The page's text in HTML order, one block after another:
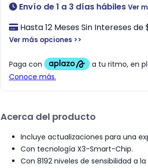
Envío de 1 a 3 días hábiles Ver
Hasta 12 Meses Sin Intereses de
Ver más opciones >>
Acerca del producto
Incluye actualizaciones para una
Con tecnología X3-Smart-Chip.
Con 8192 niveles de sensibilidad a la